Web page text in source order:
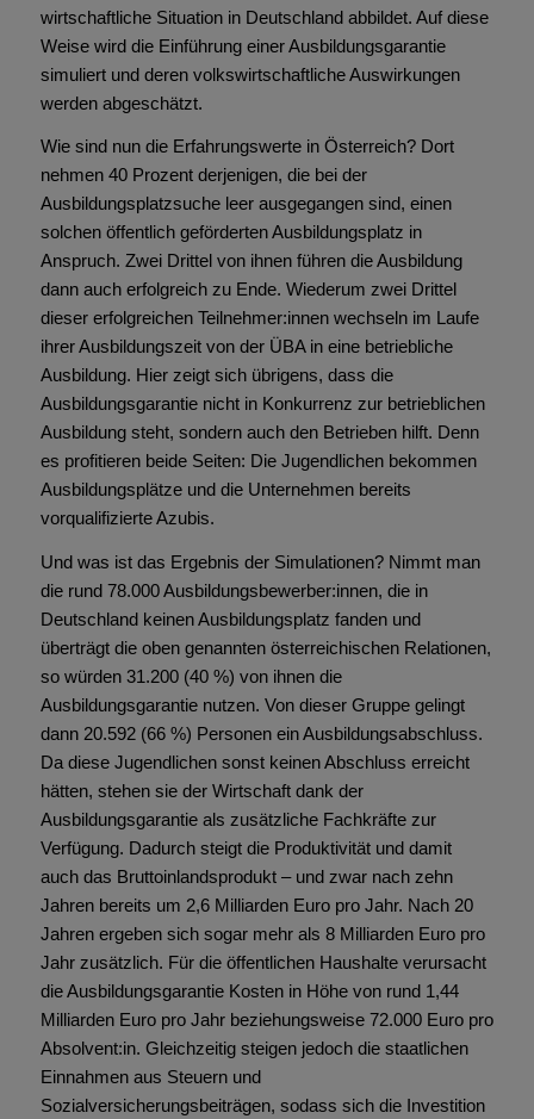
wirtschaftliche Situation in Deutschland abbildet. Auf diese
Weise wird die Einführung einer Ausbildungsgarantie
simuliert und deren volkswirtschaftliche Auswirkungen
werden abgeschätzt.
Wie sind nun die Erfahrungswerte in Österreich? Dort
nehmen 40 Prozent derjenigen, die bei der
Ausbildungsplatzsuche leer ausgegangen sind, einen
solchen öffentlich geförderten Ausbildungsplatz in
Anspruch. Zwei Drittel von ihnen führen die Ausbildung
dann auch erfolgreich zu Ende. Wiederum zwei Drittel
dieser erfolgreichen Teilnehmer:innen wechseln im Laufe
ihrer Ausbildungszeit von der ÜBA in eine betriebliche
Ausbildung. Hier zeigt sich übrigens, dass die
Ausbildungsgarantie nicht in Konkurrenz zur betrieblichen
Ausbildung steht, sondern auch den Betrieben hilft. Denn
es profitieren beide Seiten: Die Jugendlichen bekommen
Ausbildungsplätze und die Unternehmen bereits
vorqualifizierte Azubis.
Und was ist das Ergebnis der Simulationen? Nimmt man
die rund 78.000 Ausbildungsbewerber:innen, die in
Deutschland keinen Ausbildungsplatz fanden und
überträgt die oben genannten österreichischen Relationen,
so würden 31.200 (40 %) von ihnen die
Ausbildungsgarantie nutzen. Von dieser Gruppe gelingt
dann 20.592 (66 %) Personen ein Ausbildungsabschluss.
Da diese Jugendlichen sonst keinen Abschluss erreicht
hätten, stehen sie der Wirtschaft dank der
Ausbildungsgarantie als zusätzliche Fachkräfte zur
Verfügung. Dadurch steigt die Produktivität und damit
auch das Bruttoinlandsprodukt – und zwar nach zehn
Jahren bereits um 2,6 Milliarden Euro pro Jahr. Nach 20
Jahren ergeben sich sogar mehr als 8 Milliarden Euro pro
Jahr zusätzlich. Für die öffentlichen Haushalte verursacht
die Ausbildungsgarantie Kosten in Höhe von rund 1,44
Milliarden Euro pro Jahr beziehungsweise 72.000 Euro pro
Absolvent:in. Gleichzeitig steigen jedoch die staatlichen
Einnahmen aus Steuern und
Sozialversicherungsbeiträgen, sodass sich die Investition